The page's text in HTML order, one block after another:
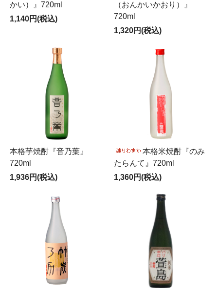
かい）』720ml
1,140円(税込)
（おんかいかおり）』
720ml
1,320円(税込)
本格芋焼酎『音乃葉』
720ml
1,936円(税込)
本格米焼酎『のみ
たらんて』720ml
1,360円(税込)